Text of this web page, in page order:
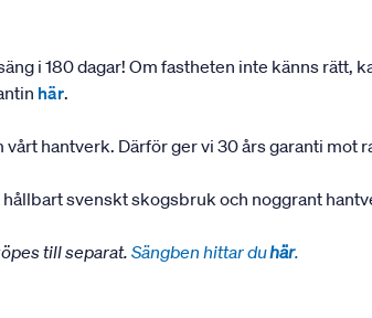
i 180 dagar! Om fastheten inte känns
här.
vårt hantverk. Därför ger vi 30 års garanti mot
svenskt skogsbruk och noggrant
till separat.Sängben hittar duhär.